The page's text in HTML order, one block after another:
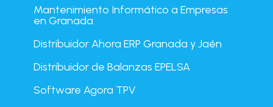
Mantenimiento Informático a Empresas
en Granada
Distribuidor Ahora ERP Granada y Jaén
Distribuidor de Balanzas EPELSA
Software Agora TPV